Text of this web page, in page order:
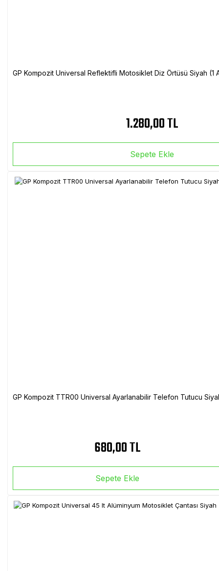
GP Kompozit Universal Reflektifli Motosiklet Diz Örtüsü Siyah
1.280,00 TL
Sepete Ekle
GP Kompozit TTR00 Universal Ayarlanabilir Telefon Tutucu
680,00 TL
Sepete Ekle